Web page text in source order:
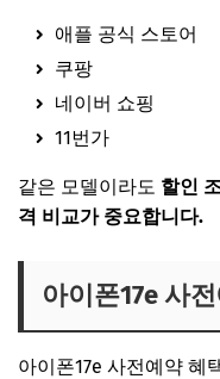
애플 공식 스토어
쿠팡
네이버 쇼핑
11번가
같은 모델이라도 할인
격 비교가 중요합니다.
아이폰17e 사
아이폰17e 사전예약 혜